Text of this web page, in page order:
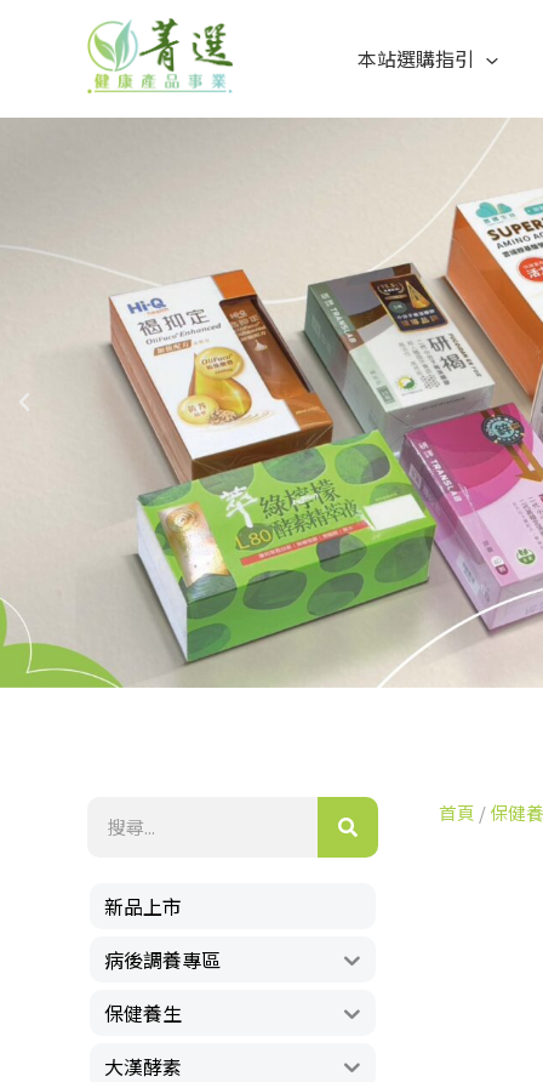
本站選購指引
新品上市
病後調養專區
保健養生
大漢酵素
首頁 /保健